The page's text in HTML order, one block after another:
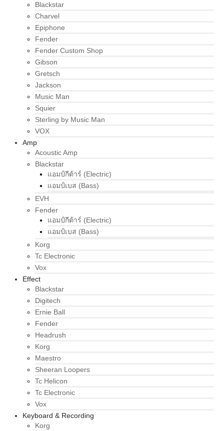
Blackstar
Charvel
Epiphone
Fender
Fender Custom Shop
Gibson
Gretsch
Jackson
Music Man
Squier
Sterling by Music Man
VOX
Amp
Acoustic Amp
Blackstar
แอมป์กีต้าร์ (Electric)
แอมป์เบส (Bass)
EVH
Fender
แอมป์กีต้าร์ (Electric)
แอมป์เบส (Bass)
Korg
Tc Electronic
Vox
Effect
Blackstar
Digitech
Ernie Ball
Fender
Headrush
Korg
Maestro
Sheeran Loopers
Tc Helicon
Tc Electronic
Vox
Keyboard & Recording
Korg